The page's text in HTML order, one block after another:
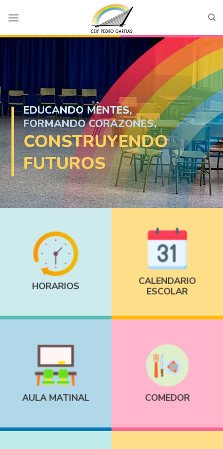
EDUCANDO MENTES,
FORMANDO CORAZONES,
CONSTRUYENDO
FUTUROS
HORARIOS
CALENDARIO
ESCOLAR
AULA MATINAL COMEDOR